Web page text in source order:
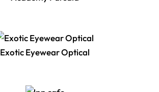
Exotic Eyewear Optical